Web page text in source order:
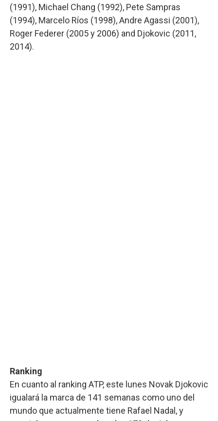
(1991), Michael Chang (1992), Pete Sampras
(1994), Marcelo Ríos (1998), Andre Agassi (2001),
Roger Federer (2005 y 2006) and Djokovic (2011,
2014).
Ranking
En cuanto al ranking ATP, este lunes Novak Djokovic
igualará la marca de 141 semanas como uno del
mundo que actualmente tiene Rafael Nadal, y